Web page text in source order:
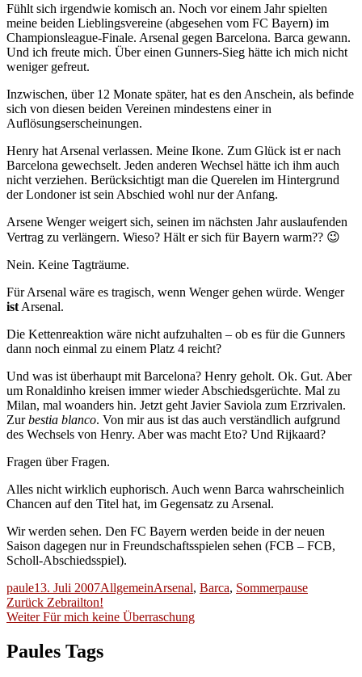
Fühlt sich irgendwie komisch an. Noch vor einem Jahr spielten
meine beiden Lieblingsvereine (abgesehen vom FC Bayern) im
Championsleague-Finale. Arsenal gegen Barcelona. Barca gewann.
Und ich freute mich. Über einen Gunners-Sieg hätte ich mich nicht
weniger gefreut.
Inzwischen, über 12 Monate später, hat es den Anschein, als befinde
sich von diesen beiden Vereinen mindestens einer in
Auflösungserscheinungen.
Henry hat Arsenal verlassen. Meine Ikone. Zum Glück ist er nach
Barcelona gewechselt. Jeden anderen Wechsel hätte ich ihm auch
nicht verziehen. Berücksichtigt man die Querelen im Hintergrund
der Londoner ist sein Abschied wohl nur der Anfang.
Arsene Wenger weigert sich, seinen im nächsten Jahr auslaufenden
Vertrag zu verlängern. Wieso? Hält er sich für Bayern warm?? 😉
Nein. Keine Tagträume.
Für Arsenal wäre es tragisch, wenn Wenger gehen würde. Wenger
ist Arsenal.
Die Kettenreaktion wäre nicht aufzuhalten – ob es für die Gunners
dann noch einmal zu einem Platz 4 reicht?
Und was ist überhaupt mit Barcelona? Henry geholt. Ok. Gut. Aber
um Ronaldinho kreisen immer wieder Abschiedsgerüchte. Mal zu
Milan, mal woanders hin. Jetzt geht Javier Saviola zum Erzrivalen.
Zurbestia blanco. Von mir aus ist das auch verständlich aufgrund
des Wechsels von Henry. Aber was macht Eto? Und Rijkaard?
Fragen über Fragen.
Alles nicht wirklich euphorisch. Auch wenn Barca wahrscheinlich
Chancen auf den Titel hat, im Gegensatz zu Arsenal.
Wir werden sehen. Den FC Bayern werden beide in der neuen
Saison dagegen nur in Freundschaftsspielen sehen (FCB – FCB,
Scholl-Abschiedsspiel).
Autor
pauleVeröffentlicht
am
13. Juli 2007Kategorien
AllgemeinSchlagwörter
Arsenal, Barca, Sommerpause
Beitragsnavigation
Zurück Vorheriger
Beitrag:
Zebrailton!
Weiter Nächster
Für mich keine Überraschung
Paules Tags